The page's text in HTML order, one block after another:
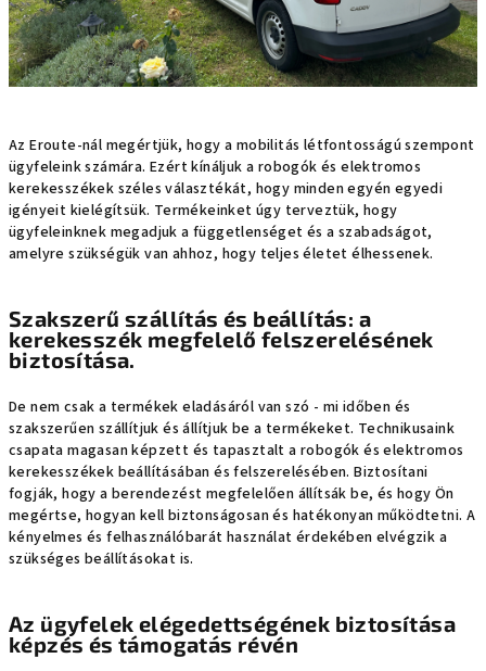
Az Eroute-nál megértjük, hogy a mobilitás létfontosságú szempont
ügyfeleink számára. Ezért kínáljuk a robogók és elektromos
kerekesszékek széles választékát, hogy minden egyén egyedi
igényeit kielégítsük. Termékeinket úgy terveztük, hogy
ügyfeleinknek megadjuk a függetlenséget és a szabadságot,
amelyre szükségük van ahhoz, hogy teljes életet élhessenek.
Szakszerű szállítás és beállítás: a
kerekesszék megfelelő felszerelésének
biztosítása.
De nem csak a termékek eladásáról van szó - mi időben és
szakszerűen szállítjuk és állítjuk be a termékeket. Technikusaink
csapata magasan képzett és tapasztalt a robogók és elektromos
kerekesszékek beállításában és felszerelésében. Biztosítani
fogják, hogy a berendezést megfelelően állítsák be, és hogy Ön
megértse, hogyan kell biztonságosan és hatékonyan működtetni. A
kényelmes és felhasználóbarát használat érdekében elvégzik a
szükséges beállításokat is.
Az ügyfelek elégedettségének biztosítása
képzés és támogatás révén